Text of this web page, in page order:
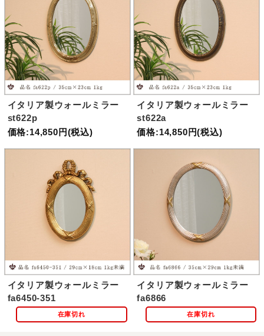
イタリア製ウォールミラー
st622p
価格:14,850円(税込)
イタリア製ウォールミラー
st622a
価格:14,850円(税込)
イタリア製ウォールミラー
fa6450-351
在庫切れ
イタリア製ウォールミラー
fa6866
在庫切れ